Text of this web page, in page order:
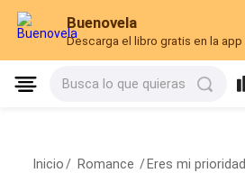
Buenovela
Descarga el libro gratis en la app
Busca lo que quieras
Inicio / Romance / Eres mi prioridad